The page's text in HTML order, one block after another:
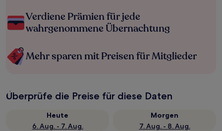
Verdiene Prämien für jede
wahrgenommene Übernachtung
Mehr sparen mit Preisen für Mitglieder
Überprüfe die Preise für diese Daten
Heute
6. Aug. - 7. Aug.
Morgen
7. Aug. - 8. Aug.